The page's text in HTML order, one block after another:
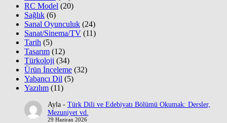
RC Model (20)
Sağlık (6)
Sanal Oyunculuk (24)
Sanat/Sinema/TV (11)
Tarih (5)
Tasarım (12)
Türkoloji (34)
Ürün İnceleme (32)
Yabancı Dil (5)
Yazılım (11)
Ayla- Türk Dili ve Edebiyatı Bölümü Okumak: Dersler,
Mezuniyet vd.
29 Haziran 2026